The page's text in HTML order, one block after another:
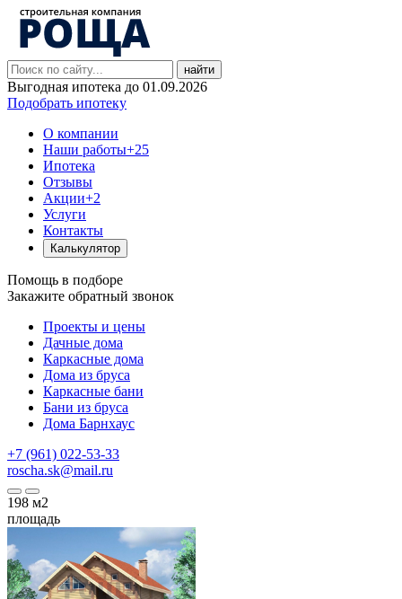
найти
Выгодная ипотека до 01.09.2026
Подобрать ипотеку
О компании
Наши работы+25
Ипотека
Отзывы
Акции+2
Услуги
Контакты
Калькулятор
Помощь в подборе
Закажите обратный звонок
Проекты и цены
Дачные дома
Каркасные дома
Дома из бруса
Каркасные бани
Бани из бруса
Дома Барнхаус
+7 (961) 022-53-33
roscha.sk@mail.ru
198 м2
площадь